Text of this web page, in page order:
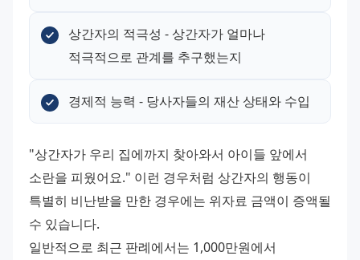
상간자의 적극성 - 상간자가 얼마나
적극적으로 관계를 추구했는지
경제적 능력 - 당사자들의 재산 상태와 수입
"상간자가 우리 집에까지 찾아와서 아이들 앞에서
소란을 피웠어요." 이런 경우처럼 상간자의 행동이
특별히 비난받을 만한 경우에는 위자료 금액이 증액될
수 있습니다.
일반적으로 최근 판례에서는 1,000만원에서